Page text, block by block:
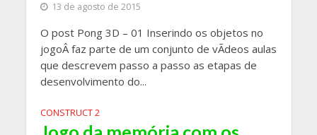
13 de agosto de 2015
O post Pong 3D – 01 Inserindo os objetos no
jogoÂ faz parte de um conjunto de vÃ­deos aulas
que descrevem passo a passo as etapas de
desenvolvimento do...
CONSTRUCT 2